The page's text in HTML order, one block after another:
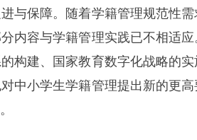
与保障。随着学籍管理规范性
内容与学籍管理实践已不相适
构建、国家教育数字化战略的
中小学生学籍管理提出新的更